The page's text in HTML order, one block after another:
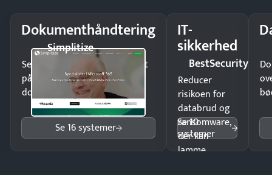
Dokumenthåndtering
Simplitize
Send kontrakter til underskrift
på minutter og mist ingen
dokumenter.
Se 16 systemer
IT-
sikkerhed
BestSecurity
Reducer
risikoen for
databrud og
ransomware,
der kan
lamme
Se 10
systemer